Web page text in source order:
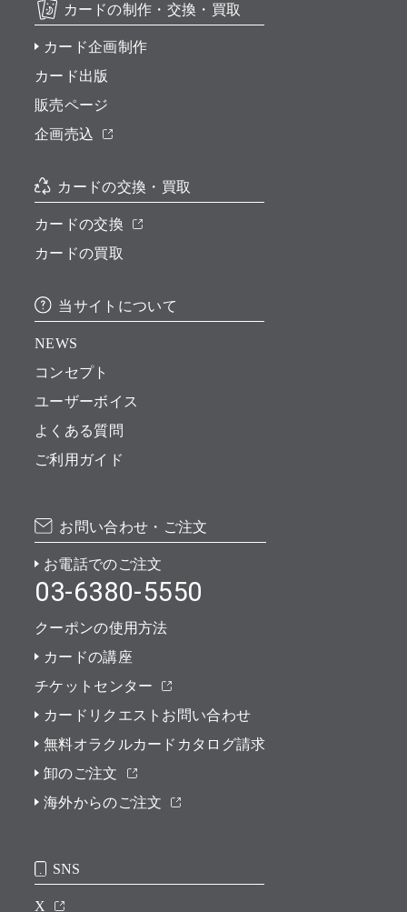
カードの制作・交換・買取
カード企画制作
カード出版
販売ページ
企画売込
カードの交換・買取
カードの交換
カードの買取
当サイトについて
NEWS
コンセプト
ユーザーボイス
よくある質問
ご利用ガイド
お問い合わせ・ご注文
お電話でのご注文
03-6380-5550
クーポンの使用方法
カードの講座
チケットセンター
カードリクエストお問い合わせ
無料オラクルカードカタログ請求
卸のご注文
海外からのご注文
SNS
X